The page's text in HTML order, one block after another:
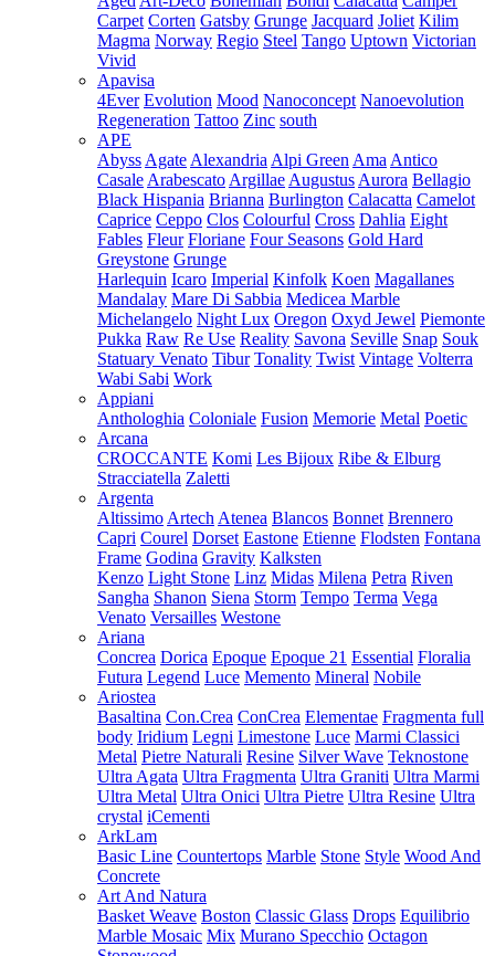
Carpet Corten Gatsby Grunge Jacquard Joliet Kilim
Magma Norway Regio Steel Tango Uptown Victorian
Vivid
Apavisa
4Ever Evolution Mood Nanoconcept Nanoevolution
Regeneration Tattoo Zinc south
APE
Abyss Agate Alexandria Alpi Green Ama Antico
Casale Arabescato Argillae Augustus Aurora Bellagio
Black Hispania Brianna Burlington Calacatta Camelot
Caprice Ceppo Clos Colourful Cross Dahlia Eight
Fables Fleur Floriane Four Seasons Gold Hard
Greystone Grunge
Harlequin Icaro Imperial Kinfolk Koen Magallanes
Mandalay Mare Di Sabbia Medicea Marble
Michelangelo Night Lux Oregon Oxyd Jewel Piemonte
Pukka Raw Re Use Reality Savona Seville Snap Souk
Statuary Venato Tibur Tonality Twist Vintage Volterra
Wabi Sabi Work
Appiani
Anthologhia Coloniale Fusion Memorie Metal Poetic
Arcana
CROCCANTE Komi Les Bijoux Ribe & Elburg
Stracciatella Zaletti
Argenta
Altissimo Artech Atenea Blancos Bonnet Brennero
Capri Courel Dorset Eastone Etienne Flodsten Fontana
Frame Godina Gravity Kalksten
Kenzo Light Stone Linz Midas Milena Petra Riven
Sangha Shanon Siena Storm Tempo Terma Vega
Venato Versailles Westone
Ariana
Concrea Dorica Epoque Epoque 21 Essential Floralia
Futura Legend Luce Memento Mineral Nobile
Ariostea
Basaltina Con.Crea ConCrea Elementae Fragmenta full
body Iridium Legni Limestone Luce Marmi Classici
Metal Pietre Naturali Resine Silver Wave Teknostone
Ultra Agata Ultra Fragmenta Ultra Graniti Ultra Marmi
Ultra Metal Ultra Onici Ultra Pietre Ultra Resine Ultra
crystal iCementi
ArkLam
Basic Line Countertops Marble Stone Style Wood And
Concrete
Art And Natura
Basket Weave Boston Classic Glass Drops Equilibrio
Marble Mosaic Mix Murano Specchio Octagon